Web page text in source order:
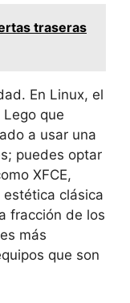
traseras
En Linux, el
que
a usar una
puedes optar
XFCE,
estética clásica
fracción de los
más
que son